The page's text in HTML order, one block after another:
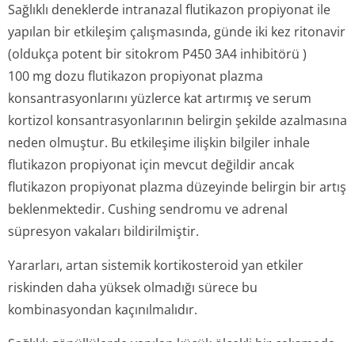
Sağlıklı deneklerde intranazal flutikazon propiyonat ile
yapılan bir etkileşim çalışmasında, günde iki kez ritonavir
(oldukça potent bir sitokrom P450 3A4 inhibitörü )
100 mg dozu flutikazon propiyonat plazma
konsantrasyonlarını yüzlerce kat artırmış ve serum
kortizol konsantrasyon­larının belirgin şekilde azalmasına
neden olmuştur. Bu etkileşime ilişkin bilgiler inhale
flutikazon propiyonat için mevcut değildir ancak
flutikazon propiyonat plazma düzeyinde belirgin bir artış
beklenmektedir. Cushing sendromu ve adrenal
süpresyon vakaları bildirilmiştir.
Yararları, artan sistemik kortikosteroid yan etkiler
riskinden daha yüksek olmadığı sürece bu
kombinasyondan kaçınılmalıdır.